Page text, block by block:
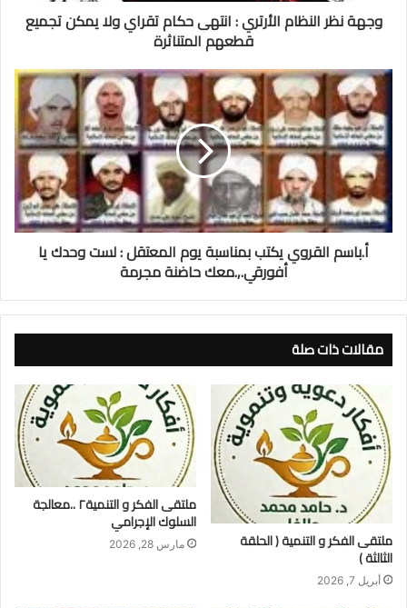
وجهة نظر النظام الأرتري : انتهى حكام تقراي ولا يمكن تجميع
قطعهم المتناثرة
أ.باسم القروي يكتب بمناسبة يوم المعتقل : لست وحدك يا
أفورقي.,.معك حاضنة مجرمة
مقالات ذات صلة
ملتقى الفكر و التنمية ( الحلقة
الثالثة )
أبريل 7, 2026
ملتقى الفكر و التنمية٢ ..معالجة
السلوك الإجرامي
مارس 28, 2026